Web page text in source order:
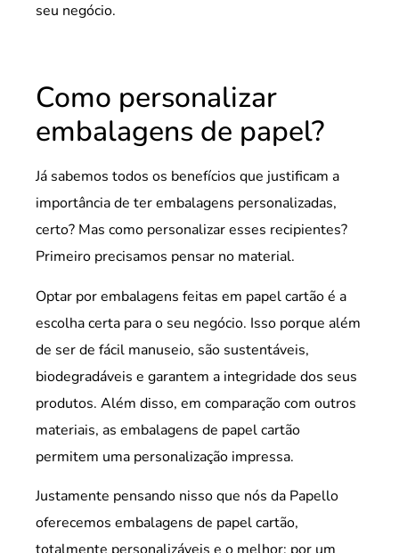
seu negócio.
Como personalizar
embalagens de papel?
Já sabemos todos os benefícios que justificam a
importância de ter embalagens personalizadas,
certo? Mas como personalizar esses recipientes?
Primeiro precisamos pensar no material.
Optar por embalagens feitas em papel cartão é a
escolha certa para o seu negócio. Isso porque além
de ser de fácil manuseio, são sustentáveis,
biodegradáveis e garantem a integridade dos seus
produtos. Além disso, em comparação com outros
materiais, as embalagens de papel cartão
permitem uma personalização impressa.
Justamente pensando nisso que nós da Papello
oferecemos embalagens de papel cartão,